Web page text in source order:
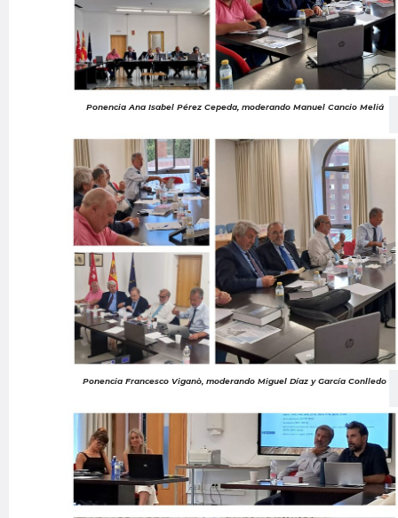
Ponencia Ana Isabel Pérez Cepeda, moderando Manuel Cancio Meliá
Ponencia Francesco Viganò, moderando Miguel Díaz y García Conlledo